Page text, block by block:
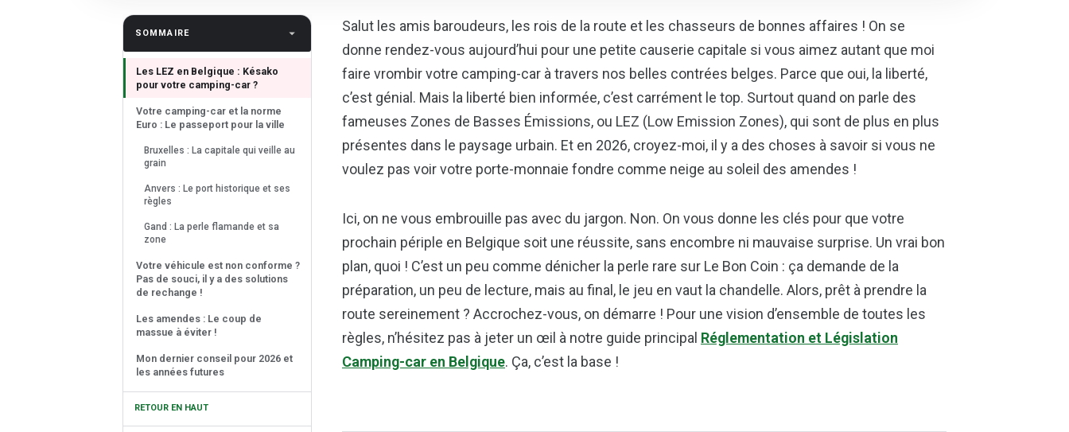
SOMMAIRE
Les LEZ en Belgique : Késako
pour votre camping-car ?
Votre camping-car et la norme
Euro : Le passeport pour la ville
Bruxelles : La capitale qui veille au
grain
Anvers : Le port historique et ses
règles
Gand : La perle flamande et sa
zone
Votre véhicule est non conforme ?
Pas de souci, il y a des solutions
de rechange !
Les amendes : Le coup de
massue à éviter !
Mon dernier conseil pour 2026 et
les années futures
RETOUR EN HAUT
Salut les amis baroudeurs, les rois de la route et les chasseurs de bonnes affaires ! On se
donne rendez-vous aujourd’hui pour une petite causerie capitale si vous aimez autant que moi
faire vrombir votre camping-car à travers nos belles contrées belges. Parce que oui, la liberté,
c’est génial. Mais la liberté bien informée, c’est carrément le top. Surtout quand on parle des
fameuses Zones de Basses Émissions, ou LEZ (Low Emission Zones), qui sont de plus en plus
présentes dans le paysage urbain. Et en 2026, croyez-moi, il y a des choses à savoir si vous ne
voulez pas voir votre porte-monnaie fondre comme neige au soleil des amendes !
Ici, on ne vous embrouille pas avec du jargon. Non. On vous donne les clés pour que votre
prochain périple en Belgique soit une réussite, sans encombre ni mauvaise surprise. Un vrai bon
plan, quoi ! C’est un peu comme dénicher la perle rare sur Le Bon Coin : ça demande de la
préparation, un peu de lecture, mais au final, le jeu en vaut la chandelle. Alors, prêt à prendre la
route sereinement ? Accrochez-vous, on démarre ! Pour une vision d’ensemble de toutes les
règles, n’hésitez pas à jeter un œil à notre guide principal Réglementation et Législation
Camping-car en Belgique. Ça, c’est la base !